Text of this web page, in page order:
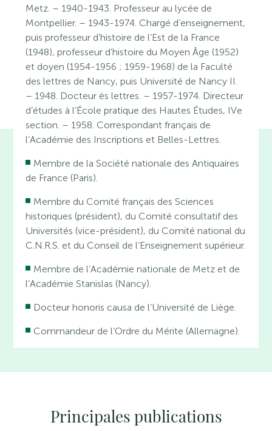
Metz. – 1940-1943. Professeur au lycée de
Montpellier. – 1943-1974. Chargé d’enseignement,
puis professeur d’histoire de l’Est de la France
(1948), professeur d’histoire du Moyen Âge (1952)
et doyen (1954-1956 ; 1959-1968) de la Faculté
des lettres de Nancy, puis Université de Nancy II.
– 1948. Docteur ès lettres. – 1957-1974. Directeur
d’études à l’École pratique des Hautes Études, IVe
section. – 1958. Correspondant français de
l’Académie des Inscriptions et Belles-Lettres.
Membre de la Société nationale des Antiquaires
de France (Paris).
Membre du Comité français des Sciences
historiques (président), du Comité consultatif des
Universités (vice-président), du Comité national du
C.N.R.S. et du Conseil de l’Enseignement supérieur.
Membre de l’Académie nationale de Metz et de
l’Académie Stanislas (Nancy).
Docteur honoris causa de l’Université de Liège.
Commandeur de l’Ordre du Mérite (Allemagne).
Principales publications